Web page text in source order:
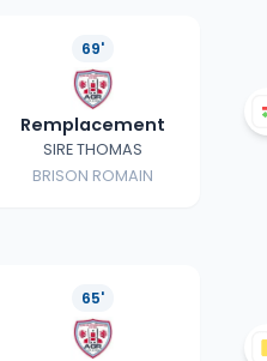
69'
Remplacement
SIRE THOMAS
BRISON ROMAIN
65'